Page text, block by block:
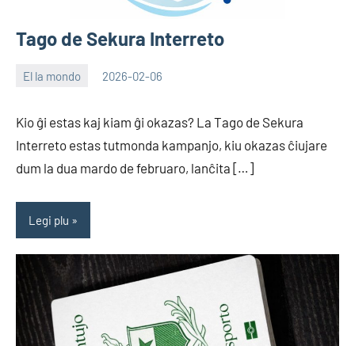
Tago de Sekura Interreto
El la mondo 2026-02-06
Kio ĝi estas kaj kiam ĝi okazas? La Tago de Sekura
Interreto estas tutmonda kampanjo, kiu okazas ĉiujare
dum la dua mardo de februaro, lanĉita […]
Legi plu